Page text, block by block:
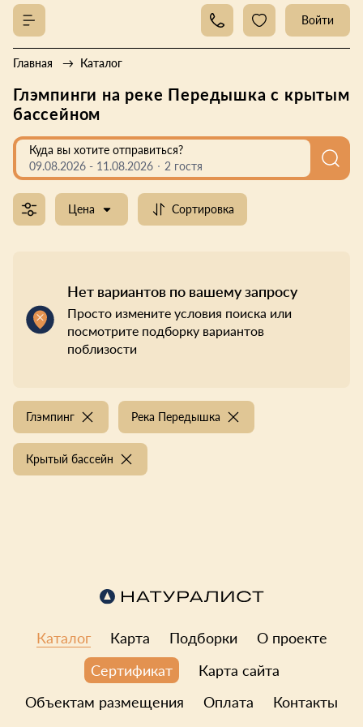
Войти
Главная Каталог
Глэмпинги на реке Передышка с крытым
бассейном
Куда вы хотите отправиться?
09.08.2026 - 11.08.2026 2 гостя
Цена Сортировка
Нет вариантов по вашему запросу
Просто измените условия поиска или
посмотрите подборку вариантов
поблизости
Глэмпинг Река Передышка
Крытый бассейн
Каталог Карта Подборки
О проекте
Сертификат
Карта сайта
Объектам размещения
Оплата Контакты